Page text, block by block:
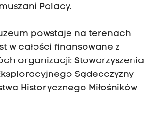
Polacy.
powstaje na terenach
w całości finansowane z
organizacji: Stowarzyszenia
Sądecczyzny
Historycznego Miłośników